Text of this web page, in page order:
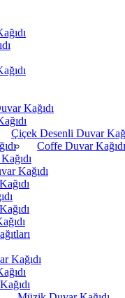
Kağıdı
Çiçek Desenli Duvar
Coffe Duvar Kağıdı
Kağıdı
Kağıdı